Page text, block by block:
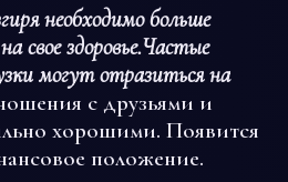
необходимо больше
свое здоровье.Частые
могут отразиться на
с друзьями и
хорошими. Появится
положение.